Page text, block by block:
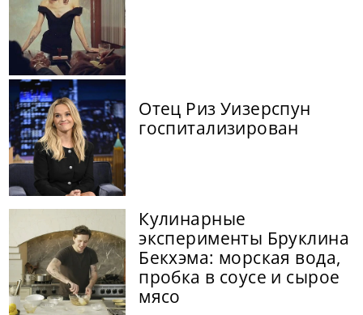
Отец Риз Уизерспун
госпитализирован
Кулинарные
эксперименты Бруклина
Бекхэма: морская вода,
пробка в соусе и сырое
мясо